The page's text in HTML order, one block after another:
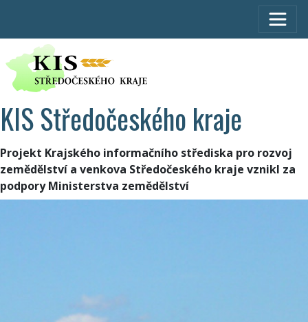
KIS Středočeského kraje
Projekt Krajského informačního střediska pro rozvoj
zemědělství a venkova Středočeského kraje vznikl za
podpory Ministerstva zemědělství